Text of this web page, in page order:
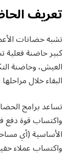
تعريف
تشبه حضانات
كبير حاضنة فعلية
العيش، وحاضنة
البقاء خلال
تساعد برامج
واكتساب قوة دفع
الأساسية (أي
واكتساب عملاء